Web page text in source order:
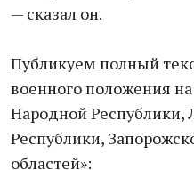
— сказал он.
Публикуем полный
военного положения
Народной Республики,
Республики,
областей»: